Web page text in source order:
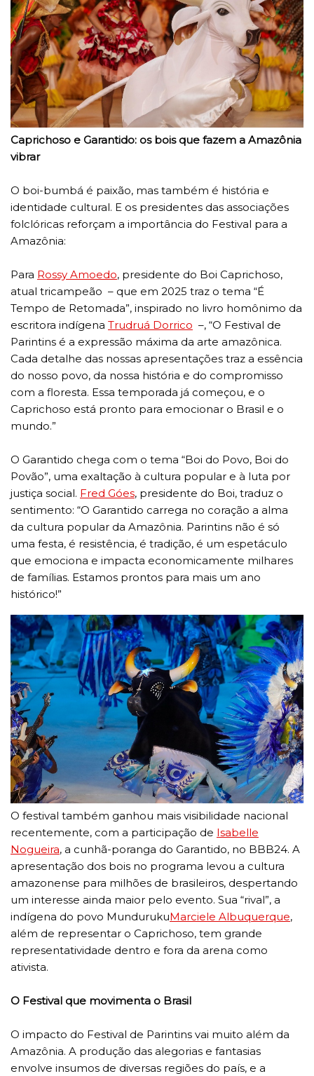
Caprichoso e Garantido: os bois que fazem a Amazônia
vibrar
O boi-bumbá é paixão, mas também é história e
identidade cultural. E os presidentes das associações
folclóricas reforçam a importância do Festival para a
Amazônia:
Para Rossy Amoedo, presidente do Boi Caprichoso,
atual tricampeão – que em 2025 traz o tema “É
Tempo de Retomada”, inspirado no livro homônimo da
escritora indígena Trudruá Dorrico –, “O Festival de
Parintins é a expressão máxima da arte amazônica.
Cada detalhe das nossas apresentações traz a essência
do nosso povo, da nossa história e do compromisso
com a floresta. Essa temporada já começou, e o
Caprichoso está pronto para emocionar o Brasil e o
mundo.”
O Garantido chega com o tema “Boi do Povo, Boi do
Povão”, uma exaltação à cultura popular e à luta por
justiça social. Fred Góes, presidente do Boi, traduz o
sentimento: “O Garantido carrega no coração a alma
da cultura popular da Amazônia. Parintins não é só
uma festa, é resistência, é tradição, é um espetáculo
que emociona e impacta economicamente milhares
de famílias. Estamos prontos para mais um ano
histórico!”
O festival também ganhou mais visibilidade nacional
recentemente, com a participação de Isabelle
Nogueira, a cunhã-poranga do Garantido, no BBB24. A
apresentação dos bois no programa levou a cultura
amazonense para milhões de brasileiros, despertando
um interesse ainda maior pelo evento. Sua “rival”, a
indígena do povo MundurukuMarciele Albuquerque,
além de representar o Caprichoso, tem grande
representatividade dentro e fora da arena como
ativista.
O Festival que movimenta o Brasil
O impacto do Festival de Parintins vai muito além da
Amazônia. A produção das alegorias e fantasias
envolve insumos de diversas regiões do país, e a